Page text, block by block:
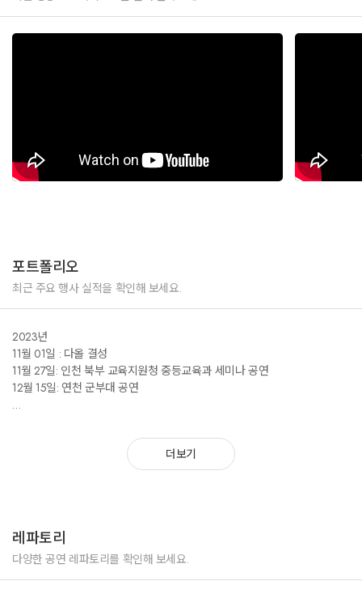
포트폴리오
최근 주요 행사 실적을 확인해 보세요.
2023년
11월 01일 : 다올 결성
11월 27일: 인천 북부 교육지원청 중등교육과 세미나 공연
12월 15일: 연천 군부대 공연
2월 3일: 그랜드 하얏트 호텔 서울외국인학교 갈라쇼
3월 4일: 인천 완정초등학교 입학식 공연
4월 19~21일: 의령 홍의장군 축제 공연
8월 21일: 2024 KMOU BRO 산학협력 설명회 (부산 시그니엘)
9월 7일: 용인결혼식 축가 공연
더보기
레파토리
다양한 공연 레파토리를 확인해 보세요.